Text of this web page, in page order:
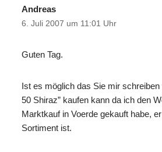
Andreas
6. Juli 2007 um 11:01 Uhr
Guten Tag.
Ist es möglich das Sie mir
50 Shiraz” kaufen kann da ich den
Marktkauf in Voerde gekauft habe,
Sortiment ist.